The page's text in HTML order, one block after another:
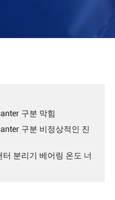
구분 막힘
구분 비정상적인 진
분리기 베어링 온도 너